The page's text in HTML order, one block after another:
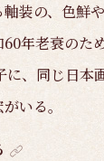
装の、色鮮
年老衰のた
、同じ日本
いる。